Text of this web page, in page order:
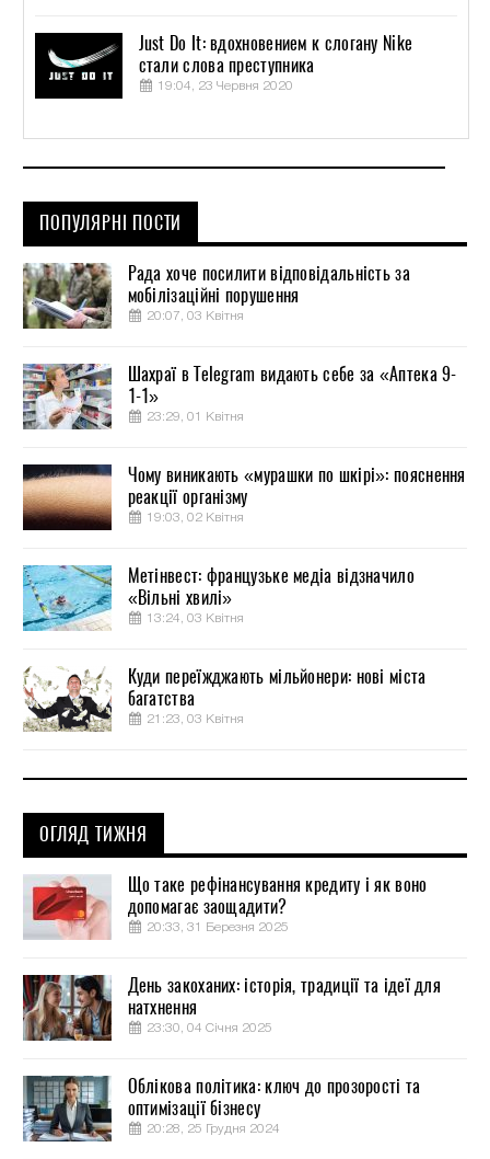
Just Do It: вдохновением к слогану Nike
стали слова преступника
19:04, 23 Червня 2020
ПОПУЛЯРНІ ПОСТИ
Рада хоче посилити відповідальність за
мобілізаційні порушення
20:07, 03 Квітня
Шахраї в Telegram видають себе за «Аптека 9-
1-1»
23:29, 01 Квітня
Чому виникають «мурашки по шкірі»: пояснення
реакції організму
19:03, 02 Квітня
Метінвест: французьке медіа відзначило
«Вільні хвилі»
13:24, 03 Квітня
Куди переїжджають мільйонери: нові міста
багатства
21:23, 03 Квітня
ОГЛЯД ТИЖНЯ
Що таке рефінансування кредиту і як воно
допомагає заощадити?
20:33, 31 Березня 2025
День закоханих: історія, традиції та ідеї для
натхнення
23:30, 04 Січня 2025
Облікова політика: ключ до прозорості та
оптимізації бізнесу
20:28, 25 Грудня 2024